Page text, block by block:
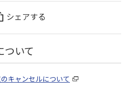
シェアする
ついて
キャンセルについて